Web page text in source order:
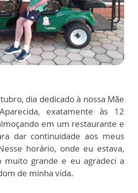
dia dedicado à nossa Mãe
exatamente às 12
em um restaurante e
dar continuidade aos meus
horário, onde eu estava,
grande e eu agradeci a
de minha vida.